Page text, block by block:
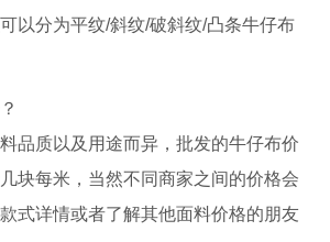
以分为平纹/斜纹/破斜纹/凸条牛仔布
品质以及用途而异，批发的牛仔布价
块每米，当然不同商家之间的价格会
式详情或者了解其他面料价格的朋友